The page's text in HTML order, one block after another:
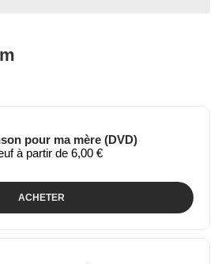
pour ma mère (DVD)
à partir de 6,00 €
ACHETER